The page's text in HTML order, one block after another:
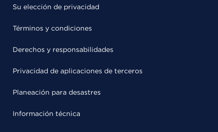
Su elección de privacidad
Términos y condiciones
Derechos y responsabilidades
Privacidad de aplicaciones de terceros
Planeación para desastres
Información técnica